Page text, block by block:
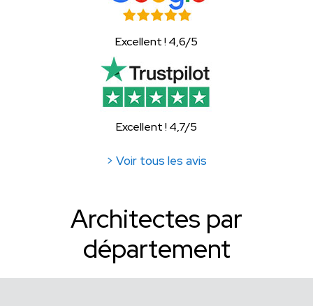
Excellent ! 4,6/5
Excellent ! 4,7/5
> Voir tous les avis
Architectes par
département